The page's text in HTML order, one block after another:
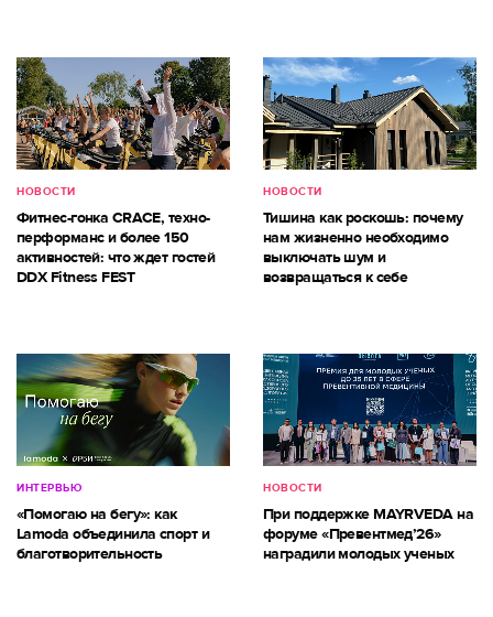
НОВОСТИ
Фитнес-гонка CRACE, техно-
перформанс и более 150
активностей: что ждет гостей
DDX Fitness FEST
НОВОСТИ
Тишина как роскошь: почему
нам жизненно необходимо
выключать шум и
возвращаться к себе
ИНТЕРВЬЮ
«Помогаю на бегу»: как
Lamoda объединила спорт и
благотворительность
НОВОСТИ
При поддержке MAYRVEDA на
форуме «Превентмед’26»
наградили молодых ученых